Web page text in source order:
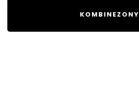
KOMBINEZONY